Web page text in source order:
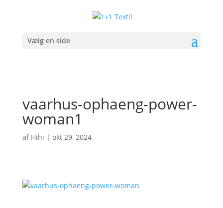
Vælg en side
vaarhus-ophaeng-power-
woman1
af Hihi | okt 29, 2024